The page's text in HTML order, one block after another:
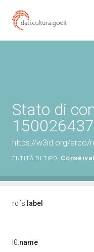
Stato di
https://w3id.org/arco/
ENTITÀ DI TIPO:
rdfs: label
l0:name